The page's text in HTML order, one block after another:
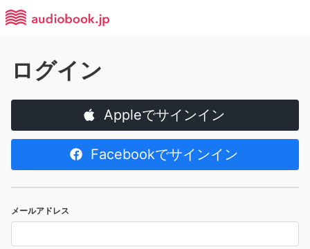
ログイン
Appleでサインイン
Facebookでサインイン
メールアドレス